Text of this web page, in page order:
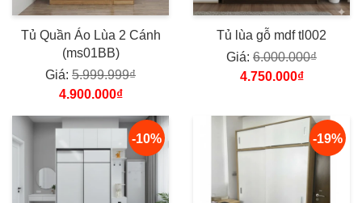
Tủ Quần Áo Lùa 2 Cánh
(ms01BB)
Giá: 5.999.999₫
4.900.000₫
Tủ lùa gỗ mdf tl002
Giá: 6.000.000₫
4.750.000₫
-10% -19%